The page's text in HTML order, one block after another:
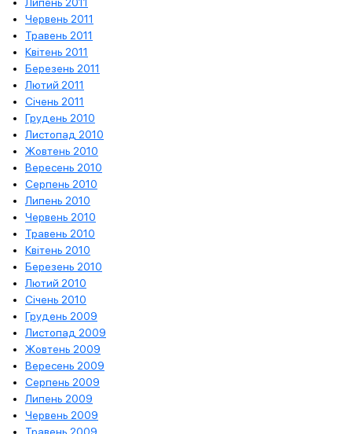
Червень 2011
Травень 2011
Квітень 2011
Березень 2011
Лютий 2011
Січень 2011
Грудень 2010
Листопад 2010
Жовтень 2010
Вересень 2010
Серпень 2010
Липень 2010
Червень 2010
Травень 2010
Квітень 2010
Березень 2010
Лютий 2010
Січень 2010
Грудень 2009
Листопад 2009
Жовтень 2009
Вересень 2009
Серпень 2009
Липень 2009
Червень 2009